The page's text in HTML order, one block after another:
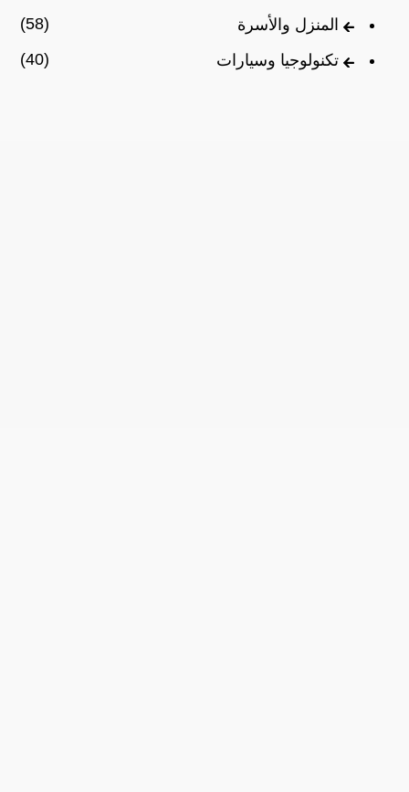
المنزل والأسرة
(58)
تكنولوجيا وسيارات
(40)